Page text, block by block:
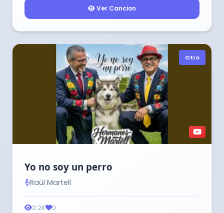
Ver Cancion
Otro
Yo no soy un perro
Raúl Martell
2.2K 0